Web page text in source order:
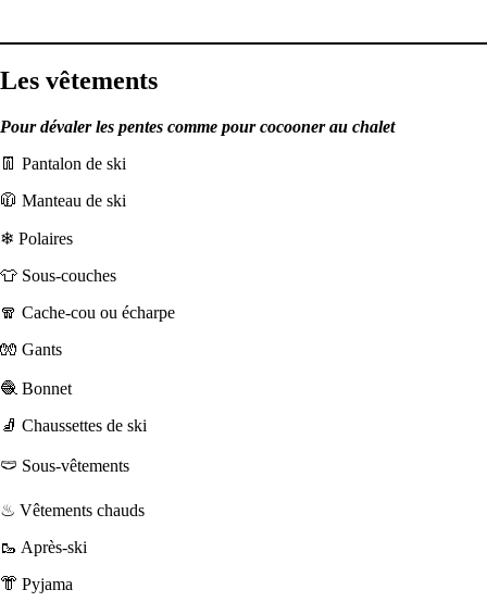
Les vêtements
Pour dévaler les pentes comme pour cocooner au chalet
👖 Pantalon de ski
🧥 Manteau de ski
❄ Polaires
👕 Sous-couches
🧣 Cache-cou ou écharpe
🧤 Gants
🧶 Bonnet
🧦 Chaussettes de ski
🩲 Sous-vêtements
♨ Vêtements chauds
🥾 Après-ski
👘 Pyjama